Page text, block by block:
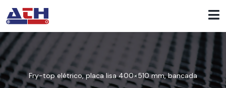
Fry-top elétrico, placa lisa 400×510 mm, bancada